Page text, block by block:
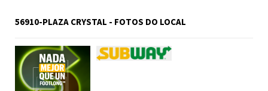
56910-PLAZA CRYSTAL - FOTOS DO LOCAL